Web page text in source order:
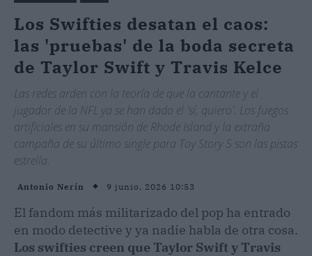
Los Swifties desatan el caos:
las 'pruebas' de la boda secreta
de Taylor Swift y Travis Kelce
Las redes arden con la teoría de que la cantante y el
jugador de la NFL ya se han dado el 'sí, quiero'. Los fuegos
artificiales en su mansión de Rhode Island y la extraña
campaña de su último single para Toy Story 5 son las pistas
estrella.
Antonio Nerín 9 junio, 2026 10:53
El fandom más militarizado del pop ha entrado
en modo detective y ya nadie habla de otra cosa.
Los swifties creen que Taylor Swift y Travis